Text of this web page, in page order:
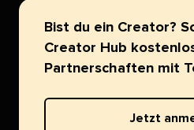
Bist du ein Creator?
Creator Hub
Partnerschaften mit
Jetzt